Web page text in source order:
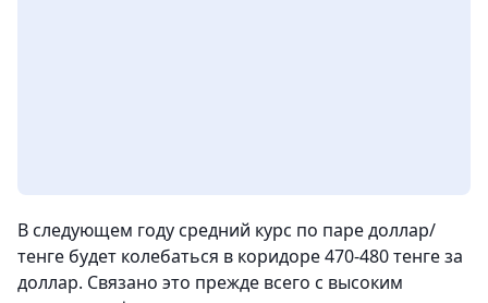
В следующем году средний курс по паре доллар/
тенге будет колебаться в коридоре 470-480 тенге за
доллар. Связано это прежде всего с высоким